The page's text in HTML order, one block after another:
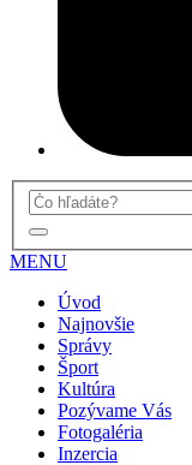
MENU
Úvod
Najnovšie
Správy
Šport
Kultúra
Pozývame Vás
Fotogaléria
Inzercia